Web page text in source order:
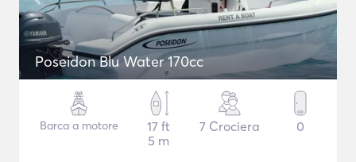
Poseidon Blu Water 170cc
Barca a motore
17 ft
5 m
7 Crociera 0